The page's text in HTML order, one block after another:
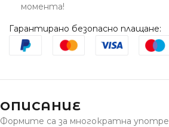
момента!
Гарантирано безопасно плащане:
ОПИСАНИЕ
Формите са за многократна